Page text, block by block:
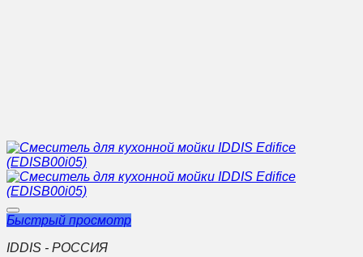
Быстрый просмотр
IDDIS - РОССИЯ